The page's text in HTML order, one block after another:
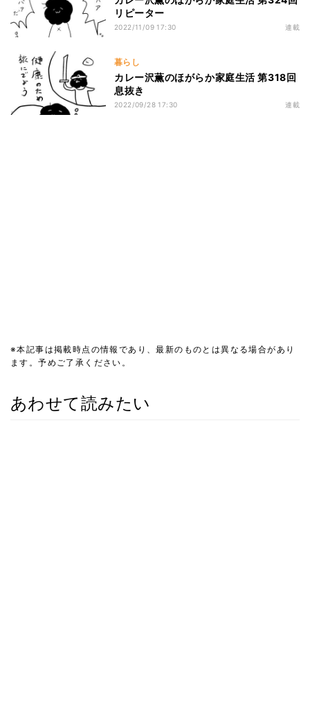
リピーター
2022/11/09 17:30 連載
暮らし
カレー沢薫のほがらか家庭生活 第318回
息抜き
2022/09/28 17:30 連載
※本記事は掲載時点の情報であり、最新のものとは異なる場合があり
ます。予めご了承ください。
あわせて読みたい